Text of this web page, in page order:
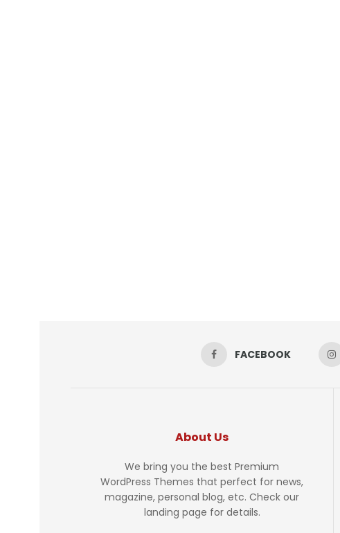
FACEBOOK
About Us
We bring you the best Premium
WordPress Themes that perfect for news,
magazine, personal blog, etc. Check our
landing page for details.